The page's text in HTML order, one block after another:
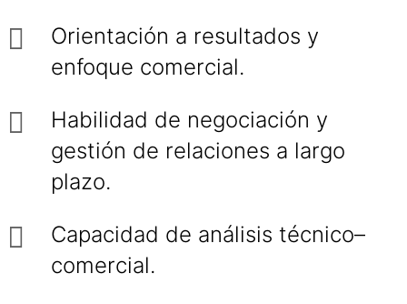
Orientación a resultados y
enfoque comercial.
Habilidad de negociación y
gestión de relaciones a largo
plazo.
Capacidad de análisis técnico–
comercial.